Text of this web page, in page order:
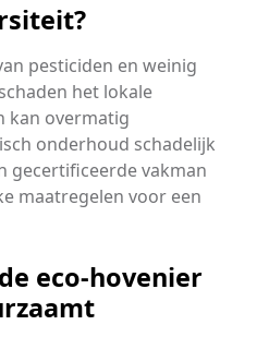
pesticiden en weinig
het lokale
kan overmatig
onderhoud schadelijk
gecertificeerde vakman
maatregelen voor een
eco-hovenier